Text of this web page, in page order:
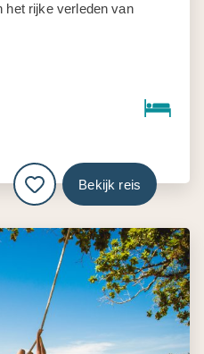
het rijke verleden van
Bekijk reis